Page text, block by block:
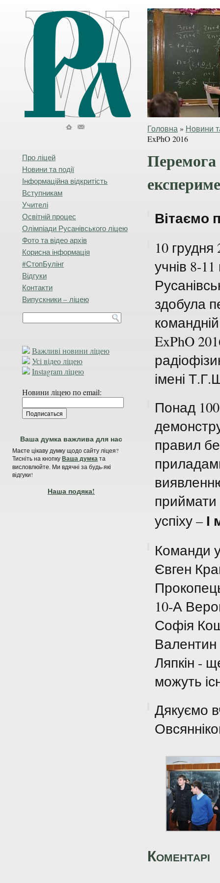
Головна » Новини
ExPhO 2016
Про ліцей
Новини та події
Інформаційна відкритість
Вступникам
Учителі
Освітній процес
Олімпіади Русанівського ліцею
Фото та відео архів
Корисна інформація
#СтопБулінг
Відгуки
Контакти
Випускники – ліцею
Важливі новини ліцею
Усі відео ліцею
Instagram ліцею
Новини ліцею по email:
Ваша думка важлива для нас
Маєте цікаву думку щодо сайту ліцея?
Тисніть на кнопкуВаша думката
висловлюйте. Ми вдячні за будь-які
відгуки!
Наша подяка!
Перемога
Вітаємо
10
учнів 8-11
здобула
ExPhO
імені
Понад 100
правил
приймати
успіху –І
Команди
Євген
10-А
Софія
Ляпкін -
можуть
Дякуємо
Коментарі